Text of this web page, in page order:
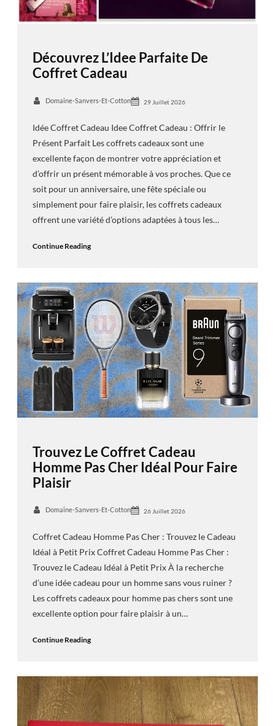
Découvrez L’Idee Parfaite De
Coffret Cadeau
Domaine-Sanvers-Et-Cotton 29 Juillet 2026
Idée Coffret Cadeau Idee Coffret Cadeau : Offrir le
Présent Parfait Les coffrets cadeaux sont une
excellente façon de montrer votre appréciation et
d’offrir un présent mémorable à vos proches. Que ce
soit pour un anniversaire, une fête spéciale ou
simplement pour faire plaisir, les coffrets cadeaux
offrent une variété d’options adaptées à tous les…
Continue Reading
Trouvez Le Coffret Cadeau
Homme Pas Cher Idéal Pour Faire
Plaisir
Domaine-Sanvers-Et-Cotton 26 Juillet 2026
Coffret Cadeau Homme Pas Cher : Trouvez le Cadeau
Idéal à Petit Prix Coffret Cadeau Homme Pas Cher :
Trouvez le Cadeau Idéal à Petit Prix À la recherche
d’une idée cadeau pour un homme sans vous ruiner ?
Les coffrets cadeaux pour homme pas chers sont une
excellente option pour faire plaisir à un…
Continue Reading